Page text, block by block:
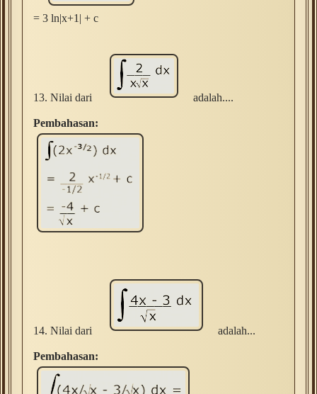
= 3 ln|x+1| + c
13. Nilai dari adalah....
Pembahasan:
14. Nilai dari adalah...
Pembahasan: